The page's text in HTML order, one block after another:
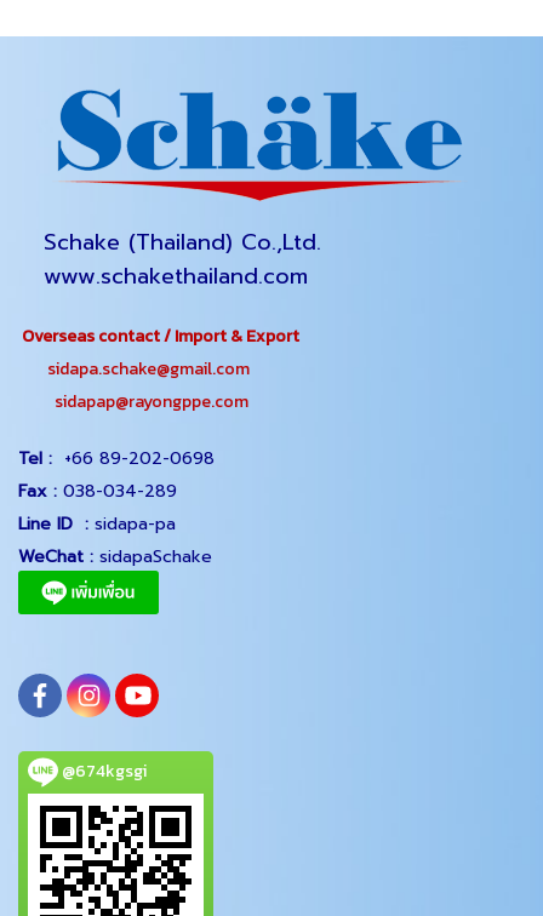
Schake (Thailand) Co.,Ltd.
www.schakethailand.com
Overseas contact / Import & Export
sidapa.schake@gmail.com
sidapap@rayongppe.com
Tel : +66 89-202-0698
Fax : 038-034-289
Line ID : sidapa-pa
WeChat : sidapaSchake
@674kgsgi